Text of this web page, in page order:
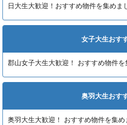
日大生大歓迎！おすすめ物件を集めま
女子大生おす
郡山女子大生大歓迎！ おすすめ物件
奥羽大生おす
奥羽大生大歓迎！ おすすめ物件を集め